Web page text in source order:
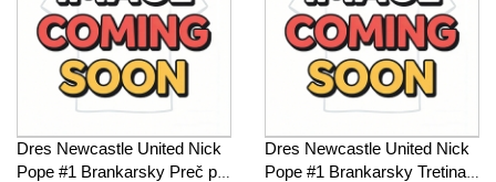
Dres Newcastle United Nick
Pope #1 Brankarsky Preč pre
Dres Newcastle United Nick
Pope #1 Brankarsky Tretina